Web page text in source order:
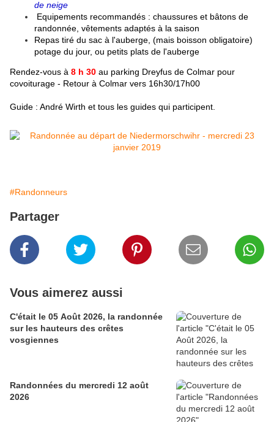
de neige
Equipements recommandés : chaussures et bâtons de
randonnée, vêtements adaptés à la saison
Repas tiré du sac à l'auberge, (mais boisson obligatoire)
potage du jour, ou petits plats de l'auberge
Rendez-vous à 8 h 30 au parking Dreyfus de Colmar pour
covoiturage - Retour à Colmar vers 16h30/17h00
Guide : André Wirth et tous les guides qui participent.
#Randonneurs
Partager
Vous aimerez aussi
C'était le 05 Août 2026, la randonnée
sur les hauteurs des crêtes
vosgiennes
Randonnées du mercredi 12 août
2026